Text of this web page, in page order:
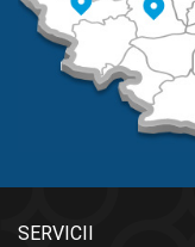
SERVICII